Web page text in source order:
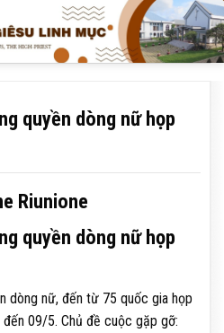
quyền dòng nữ họp
quyền dòng nữ họp
dòng nữ, đến từ 75 quốc gia họp
09/5. Chủ đề cuộc gặp gỡ: